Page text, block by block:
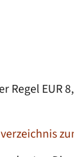
Regel EUR